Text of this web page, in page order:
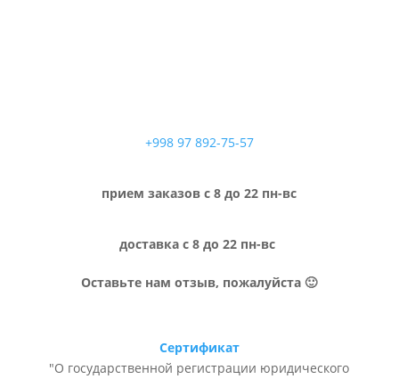
+998 97 892-75-57
прием заказов с 8 до 22 пн-вс
доставка с 8 до 22 пн-вс
Оставьте нам отзыв, пожалуйста 🙂
Сертификат
"О государственной регистрации юридического